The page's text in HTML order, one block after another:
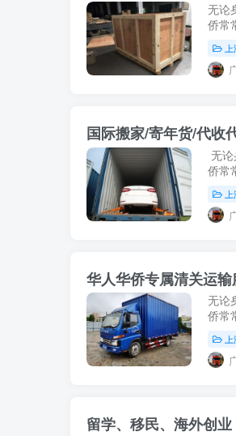
无论
侨常
上
国际搬家/寄年货/代收
无
侨常
华人华侨专属清关运
无论
侨常
留学、移民、海外创